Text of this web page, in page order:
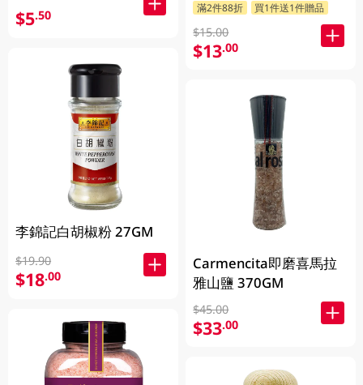
$5.50
李錦記白胡椒粉 27GM
$19.90
$18.00
滿2件88折 買1件送1件贈品
$15.00
$13.00
Carmencita即磨喜馬拉
雅山鹽 370GM
$45.00
$33.00